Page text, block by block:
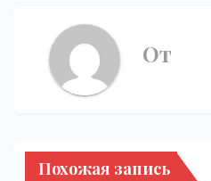
От
Похожая запись